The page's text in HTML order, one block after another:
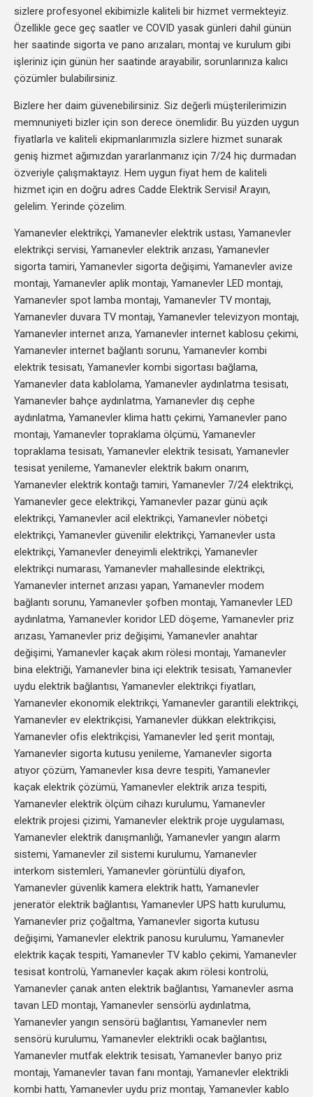
sizlere profesyonel ekibimizle kaliteli bir hizmet vermekteyiz.
Özellikle gece geç saatler ve COVID yasak günleri dahil günün
her saatinde sigorta ve pano arızaları, montaj ve kurulum gibi
işleriniz için günün her saatinde arayabilir, sorunlarınıza kalıcı
çözümler bulabilirsiniz.
Bizlere her daim güvenebilirsiniz. Siz değerli müşterilerimizin
memnuniyeti bizler için son derece önemlidir. Bu yüzden uygun
fiyatlarla ve kaliteli ekipmanlarımızla sizlere hizmet sunarak
geniş hizmet ağımızdan yararlanmanız için 7/24 hiç durmadan
özveriyle çalışmaktayız. Hem uygun fiyat hem de kaliteli
hizmet için en doğru adres Cadde Elektrik Servisi! Arayın,
gelelim. Yerinde çözelim.
Yamanevler elektrikçi, Yamanevler elektrik ustası, Yamanevler
elektrikçi servisi, Yamanevler elektrik arızası, Yamanevler
sigorta tamiri, Yamanevler sigorta değişimi, Yamanevler avize
montajı, Yamanevler aplik montajı, Yamanevler LED montajı,
Yamanevler spot lamba montajı, Yamanevler TV montajı,
Yamanevler duvara TV montajı, Yamanevler televizyon montajı,
Yamanevler internet arıza, Yamanevler internet kablosu çekimi,
Yamanevler internet bağlantı sorunu, Yamanevler kombi
elektrik tesisatı, Yamanevler kombi sigortası bağlama,
Yamanevler data kablolama, Yamanevler aydınlatma tesisatı,
Yamanevler bahçe aydınlatma, Yamanevler dış cephe
aydınlatma, Yamanevler klima hattı çekimi, Yamanevler pano
montajı, Yamanevler topraklama ölçümü, Yamanevler
topraklama tesisatı, Yamanevler elektrik tesisatı, Yamanevler
tesisat yenileme, Yamanevler elektrik bakım onarım,
Yamanevler elektrik kontağı tamiri, Yamanevler 7/24 elektrikçi,
Yamanevler gece elektrikçi, Yamanevler pazar günü açık
elektrikçi, Yamanevler acil elektrikçi, Yamanevler nöbetçi
elektrikçi, Yamanevler güvenilir elektrikçi, Yamanevler usta
elektrikçi, Yamanevler deneyimli elektrikçi, Yamanevler
elektrikçi numarası, Yamanevler mahallesinde elektrikçi,
Yamanevler internet arızası yapan, Yamanevler modem
bağlantı sorunu, Yamanevler şofben montajı, Yamanevler LED
aydınlatma, Yamanevler koridor LED döşeme, Yamanevler priz
arızası, Yamanevler priz değişimi, Yamanevler anahtar
değişimi, Yamanevler kaçak akım rölesi montajı, Yamanevler
bina elektriği, Yamanevler bina içi elektrik tesisatı, Yamanevler
uydu elektrik bağlantısı, Yamanevler elektrikçi fiyatları,
Yamanevler ekonomik elektrikçi, Yamanevler garantili elektrikçi,
Yamanevler ev elektrikçisi, Yamanevler dükkan elektrikçisi,
Yamanevler ofis elektrikçisi, Yamanevler led şerit montajı,
Yamanevler sigorta kutusu yenileme, Yamanevler sigorta
atıyor çözüm, Yamanevler kısa devre tespiti, Yamanevler
kaçak elektrik çözümü, Yamanevler elektrik arıza tespiti,
Yamanevler elektrik ölçüm cihazı kurulumu, Yamanevler
elektrik projesi çizimi, Yamanevler elektrik proje uygulaması,
Yamanevler elektrik danışmanlığı, Yamanevler yangın alarm
sistemi, Yamanevler zil sistemi kurulumu, Yamanevler
interkom sistemleri, Yamanevler görüntülü diyafon,
Yamanevler güvenlik kamera elektrik hattı, Yamanevler
jeneratör elektrik bağlantısı, Yamanevler UPS hattı kurulumu,
Yamanevler priz çoğaltma, Yamanevler sigorta kutusu
değişimi, Yamanevler elektrik panosu kurulumu, Yamanevler
elektrik kaçak tespiti, Yamanevler TV kablo çekimi, Yamanevler
tesisat kontrolü, Yamanevler kaçak akım rölesi kontrolü,
Yamanevler çanak anten elektrik bağlantısı, Yamanevler asma
tavan LED montajı, Yamanevler sensörlü aydınlatma,
Yamanevler yangın sensörü bağlantısı, Yamanevler nem
sensörü kurulumu, Yamanevler elektrikli ocak bağlantısı,
Yamanevler mutfak elektrik tesisatı, Yamanevler banyo priz
montajı, Yamanevler tavan fanı montajı, Yamanevler elektrikli
kombi hattı, Yamanevler uydu priz montajı, Yamanevler kablo